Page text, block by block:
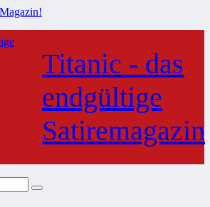
Titanic - das
endgültige
Satiremagazin